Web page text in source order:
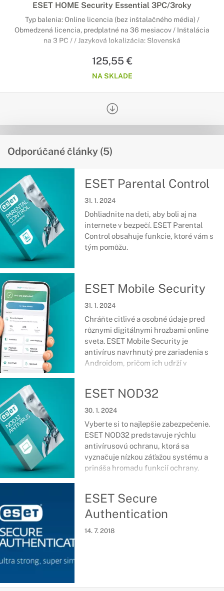
ESET HOME Security Essential 3PC/3roky
Typ balenia: Online licencia (bez inštalačného média) /
Obmedzená licencia, predplatné na 36 mesiacov / Inštalácia
na 3 PC / / Jazyková lokalizácia: Slovenská
125,55 €
NA SKLADE
Odporúčané články (5)
ESET Parental Control
31. 1. 2024
Dohliadnite na deti, aby boli aj na
internete v bezpečí. ESET Parental
Control obsahuje funkcie, ktoré vám s
tým pomôžu.
ESET Mobile Security
31. 1. 2024
Chráňte citlivé a osobné údaje pred
rôznymi digitálnymi hrozbami online
sveta. ESET Mobile Security je
antivírus navrhnutý pre zariadenia s
Androidom, pričom ich udrží v
siete a množstvo ďalších nástrojov a
funkcií sa postará o špičkové
ESET NOD32
30. 1. 2024
Vyberte si to najlepšie zabezpečenie.
ESET NOD32 predstavuje rýchlu
antivírusovú ochranu, ktorá sa
vyznačuje nízkou záťažou systému a
prináša hromadu funkcií ochrany.
ESET Secure
Authentication
14. 7. 2018